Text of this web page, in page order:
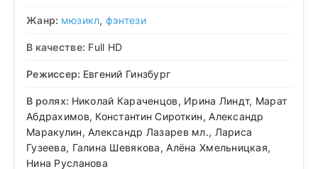
Жанр: мюзикл, фэнтези
В качестве: Full HD
Режиссер: Евгений Гинзбург
В ролях: Николай Караченцов, Ирина Линдт, Марат
Абдрахимов, Константин Сироткин, Александр
Маракулин, Александр Лазарев мл., Лариса
Гузеева, Галина Шевякова, Алёна Хмельницкая,
Нина Русланова